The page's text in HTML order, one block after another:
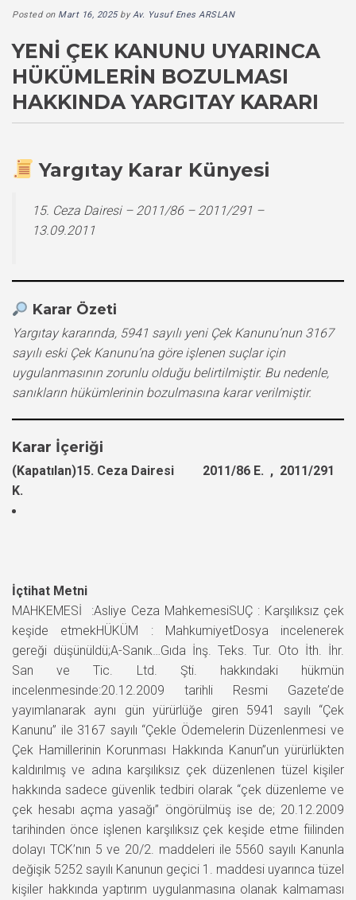
Posted on Mart 16, 2025byAv. Yusuf Enes ARSLAN
YENI ÇEK KANUNU UYARINCA
HÜKÜMLERIN BOZULMASI
HAKKINDA YARGITAY KARARI
Yargıtay Karar Künyesi
15. Ceza Dairesi – 2011/86 – 2011/291 –
13.09.2011
Karar Özeti
Yargıtay kararında, 5941 sayılı yeni Çek Kanunu’nun 3167
sayılı eski Çek Kanunu’na göre işlenen suçlar için
uygulanmasının zorunlu olduğu belirtilmiştir. Bu nedenle,
sanıkların hükümlerinin bozulmasına karar verilmiştir.
Karar İçeriği
(Kapatılan)15. Ceza Dairesi 2011/86 E. , 2011/291
K.
İçtihat Metni
MAHKEMESİ :Asliye Ceza MahkemesiSUÇ : Karşılıksız çek
keşide etmekHÜKÜM : MahkumiyetDosya incelenerek
gereği düşünüldü;A-Sanık…Gıda İnş. Teks. Tur. Oto İth. İhr.
San ve Tic. Ltd. Şti. hakkındaki hükmün
incelenmesinde:20.12.2009 tarihli Resmi Gazete’de
yayımlanarak aynı gün yürürlüğe giren 5941 sayılı “Çek
Kanunu” ile 3167 sayılı “Çekle Ödemelerin Düzenlenmesi ve
Çek Hamillerinin Korunması Hakkında Kanun”un yürürlükten
kaldırılmış ve adına karşılıksız çek düzenlenen tüzel kişiler
hakkında sadece güvenlik tedbiri olarak “çek düzenleme ve
çek hesabı açma yasağı” öngörülmüş ise de; 20.12.2009
tarihinden önce işlenen karşılıksız çek keşide etme fiilinden
dolayı TCK’nın 5 ve 20/2. maddeleri ile 5560 sayılı Kanunla
değişik 5252 sayılı Kanunun geçici 1. maddesi uyarınca tüzel
kişiler hakkında yaptırım uygulanmasına olanak kalmaması